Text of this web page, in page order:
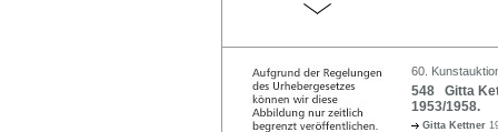
60.
548 Gitta
1953/1958.
Gitta Kettner